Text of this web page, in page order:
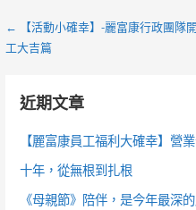
文
章
導
覽
← 【活動小確幸】-麗富康行政團隊開
工大吉篇
近期文章
【麗富康員工福利大確幸】營
十年，從無根到扎根
《母親節》陪伴，是今年最深